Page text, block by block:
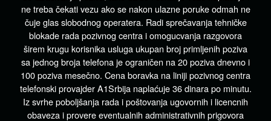
ne treba čekati vezu ako se nakon ulazne poruke odmah ne
čuje glas slobodnog operatera. Radi sprečavanja tehničke
blokade rada pozivnog centra i omogucvanja razgovora
širem krugu korisnika usluga ukupan broj primljenih poziva
sa jednog broja telefona je ograničen na 20 poziva dnevno i
100 poziva mesečno. Cena boravka na liniji pozivnog centra
telefonski provajder A1Srbija naplaćuje 36 dinara po minutu.
Iz svrhe poboljšanja rada i poštovanja ugovornih i licencnih
obaveza i provere eventualnih administrativnih prigovora